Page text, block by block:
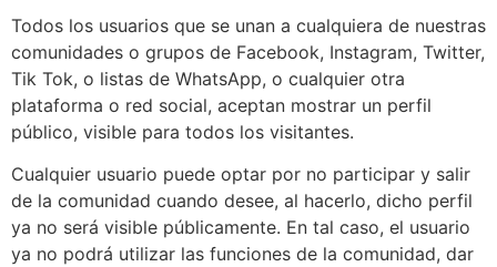
Todos los usuarios que se unan a cualquiera de nuestras
comunidades o grupos de Facebook, Instagram, Twitter,
Tik Tok, o listas de WhatsApp, o cualquier otra
plataforma o red social, aceptan mostrar un perfil
público, visible para todos los visitantes.
Cualquier usuario puede optar por no participar y salir
de la comunidad cuando desee, al hacerlo, dicho perfil
ya no será visible públicamente. En tal caso, el usuario
ya no podrá utilizar las funciones de la comunidad, dar